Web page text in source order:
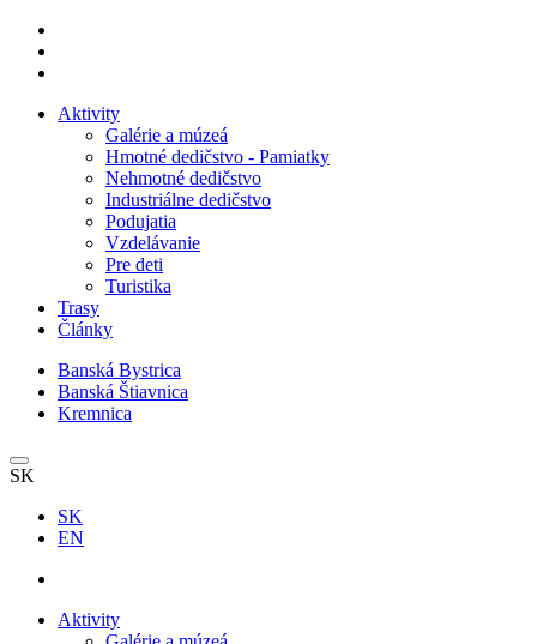
Aktivity
Galérie a múzeá
Hmotné dedičstvo - Pamiatky
Nehmotné dedičstvo
Industriálne dedičstvo
Podujatia
Vzdelávanie
Pre deti
Turistika
Trasy
Články
Banská Bystrica
Banská Štiavnica
Kremnica
SK
SK
EN
Aktivity